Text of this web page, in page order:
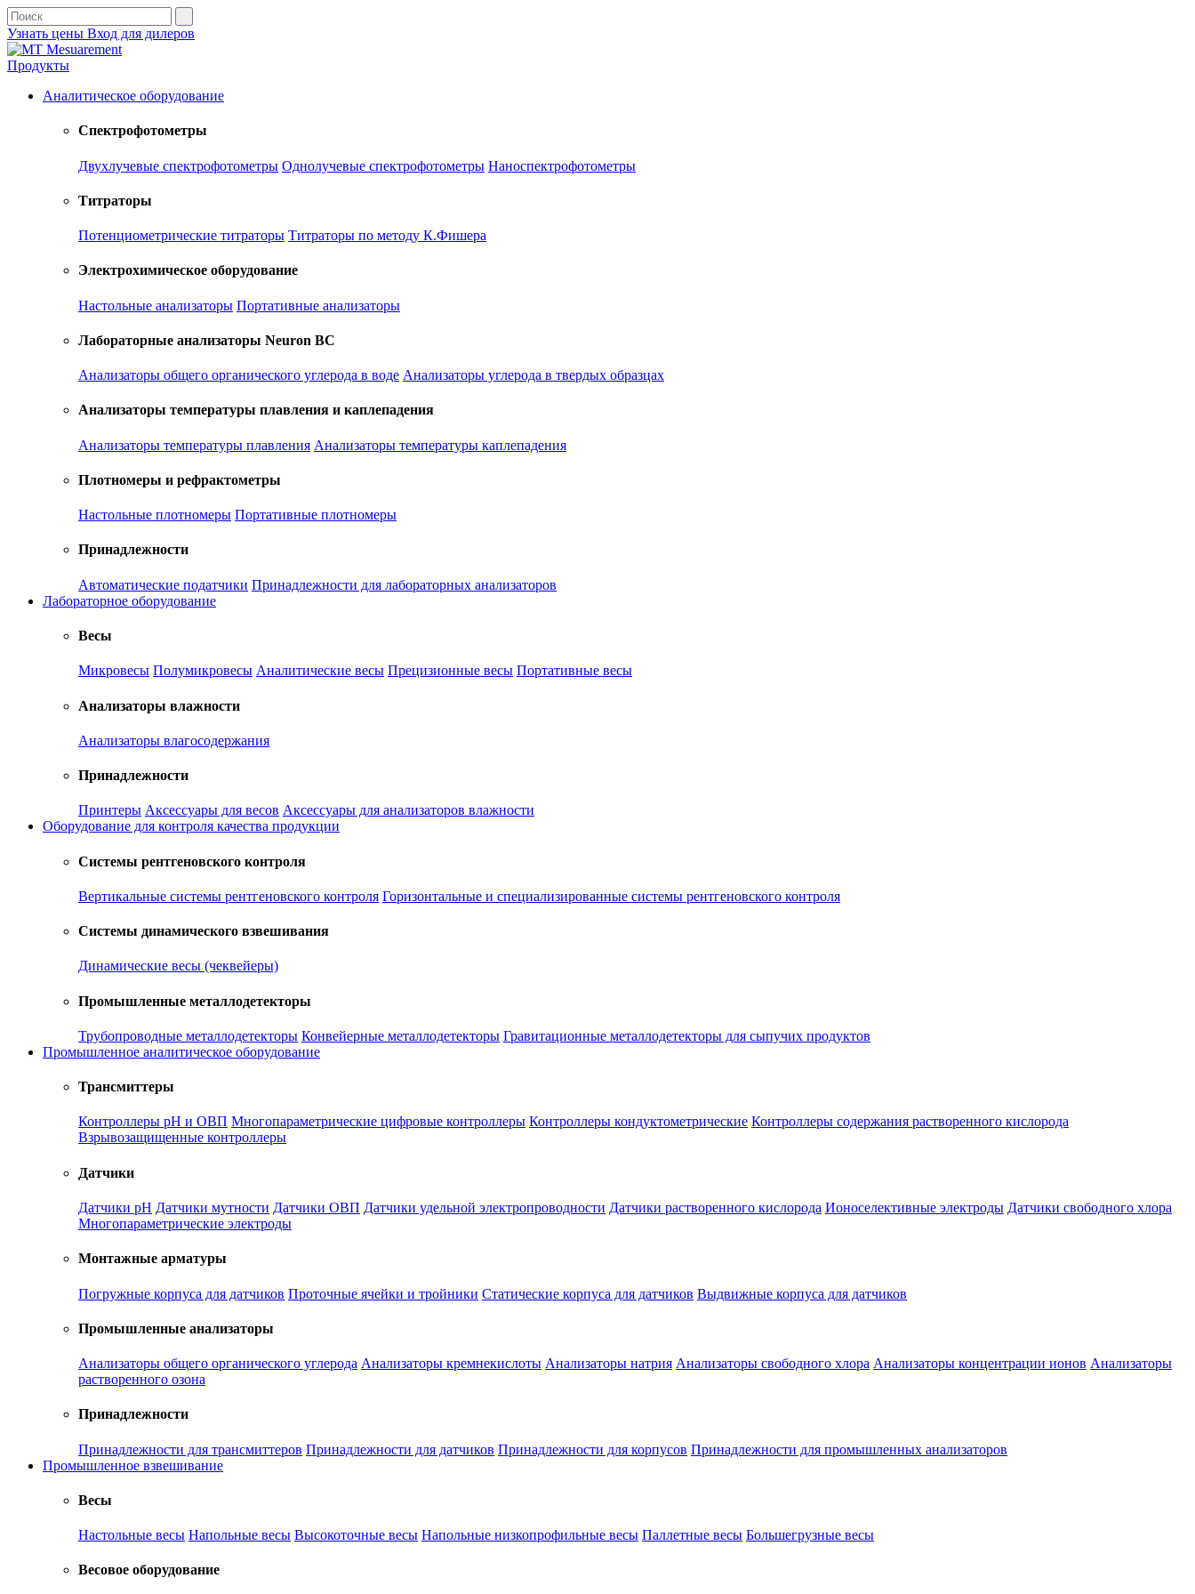
Узнать цены Вход для дилеров
Продукты
Аналитическое оборудование
Спектрофотометры
Двухлучевые спектрофотометры Однолучевые спектрофотометры Наноспектрофотометры
Титраторы
Потенциометрические титраторы Титраторы по методу К.Фишера
Электрохимическое оборудование
Настольные анализаторы Портативные анализаторы
Лабораторные анализаторы Neuron BC
Анализаторы общего органического углерода в воде Анализаторы углерода в твердых образцах
Анализаторы температуры плавления и каплепадения
Анализаторы температуры плавления Анализаторы температуры каплепадения
Плотномеры и рефрактометры
Настольные плотномеры Портативные плотномеры
Принадлежности
Автоматические податчики Принадлежности для лабораторных анализаторов
Лабораторное оборудование
Весы
Микровесы Полумикровесы Аналитические весы Прецизионные весы Портативные весы
Анализаторы влажности
Анализаторы влагосодержания
Принадлежности
Принтеры Аксессуары для весов Аксессуары для анализаторов влажности
Оборудование для контроля качества продукции
Системы рентгеновского контроля
Вертикальные системы рентгеновского контроля Горизонтальные и специализированные системы рентгеновского контроля
Системы динамического взвешивания
Динамические весы (чеквейеры)
Промышленные металлодетекторы
Трубопроводные металлодетекторы Конвейерные металлодетекторы Гравитационные металлодетекторы для сыпучих продуктов
Промышленное аналитическое оборудование
Трансмиттеры
Контроллеры рН и ОВП Многопараметрические цифровые контроллеры Контроллеры кондуктометрические Контроллеры содержания растворенного кислорода
Взрывозащищенные контроллеры
Датчики
Датчики рН Датчики мутности Датчики ОВП Датчики удельной электропроводности Датчики растворенного кислорода Ионоселективные электроды Датчики свободного хлора
Многопараметрические электроды
Монтажные арматуры
Погружные корпуса для датчиков Проточные ячейки и тройники Статические корпуса для датчиков Выдвижные корпуса для датчиков
Промышленные анализаторы
Анализаторы общего органического углерода Анализаторы кремнекислоты Анализаторы натрия Анализаторы свободного хлора Анализаторы концентрации ионов Анализаторы
растворенного озона
Принадлежности
Принадлежности для трансмиттеров Принадлежности для датчиков Принадлежности для корпусов Принадлежности для промышленных анализаторов
Промышленное взвешивание
Весы
Настольные весы Напольные весы Высокоточные весы Напольные низкопрофильные весы Паллетные весы Большегрузные весы
Весовое оборудование